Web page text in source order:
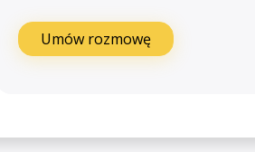
Umów rozmowę